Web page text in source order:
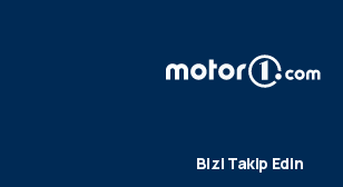
Bizi Takip Edin